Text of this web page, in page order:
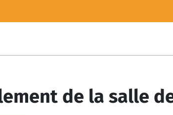
de la salle